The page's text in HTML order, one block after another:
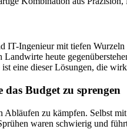
IT-Ingenieur mit tiefen
heute
eine dieser Lösungen, die
Budget zu sprengen
zu kämpfen. Selbst
waren schwierig und